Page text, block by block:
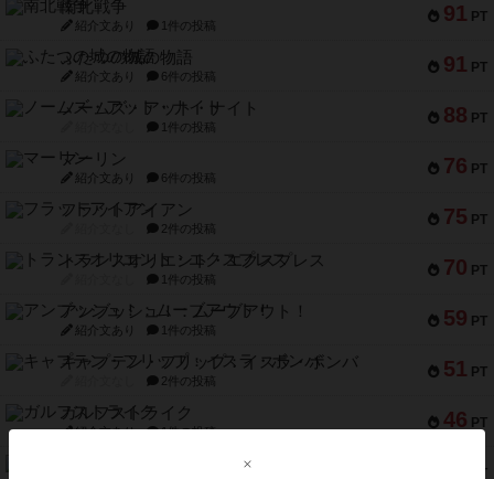
91 PT
南北戦争
紹介文あり 1件の投稿
91 PT
ふたつの城の物語
紹介文あり 6件の投稿
88 PT
ノームズ・アット・ナイト
1件の投稿
76 PT
マーリン
紹介文あり 6件の投稿
75 PT
フラットアイアン
2件の投稿
70 PT
トランスオリエント・エクスプレス
1件の投稿
59 PT
アンブッシュ！：ムーブアウト！
紹介文あり 1件の投稿
51 PT
キャプテン・フリップ：イスラ・ボンバ
2件の投稿
46 PT
ガルフストライク
紹介文あり 1件の投稿
PT